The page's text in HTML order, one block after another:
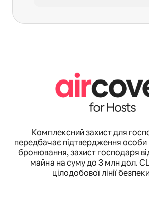
Комплексний захист для
передбачає підтвердження особи
бронювання, захист господаря
майна на суму до 3 млн дол.
цілодобової лінії